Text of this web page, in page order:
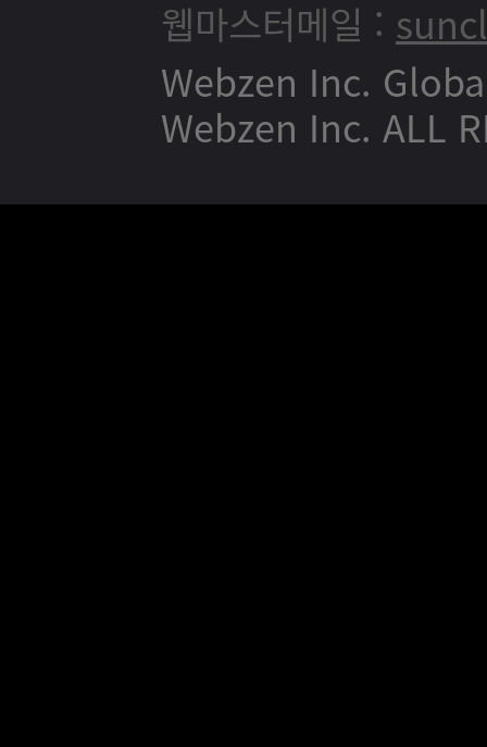
웹마스터메일 :
Webzen Inc.
Webzen Inc. ALL